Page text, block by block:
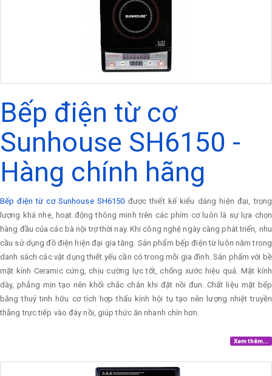
Bếp điện từ cơ
Sunhouse SH6150 -
Hàng chính hãng
Bếp điện từ cơ Sunhouse SH6150 được thiết kế kiểu dáng hiện đại, trọng
lượng khá nhẹ, hoạt động thông minh trên các phím cơ luôn là sự lựa chọn
hàng đầu của các bà nội trợ thời nay. Khi công nghệ ngày càng phát triển, nhu
cầu sử dụng đồ điện hiện đại gia tăng. Sản phẩm bếp điện từ luôn năm trong
danh sách các vật dụng thiết yếu cần có trong mỗi gia đình. Sản phẩm với bề
mặt kính Ceramic cứng, chịu cường lực tốt, chống xước hiệu quả. Mặt kính
dày, phẳng mịn tạo nên khối chắc chắn khi đặt nồi đun. Chất liệu mặt bếp
bằng thuỷ tinh hữu cơ tích hợp thấu kính hội tụ tạo nên lượng nhiệt truyền
thẳng trực tiếp vào đáy nồi, giúp thức ăn nhanh chín hơn.
Xem thêm...